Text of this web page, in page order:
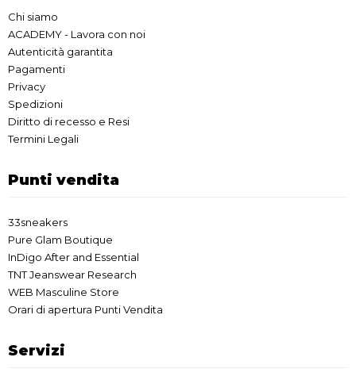
Chi siamo
ACADEMY - Lavora con noi
Autenticità garantita
Pagamenti
Privacy
Spedizioni
Diritto di recesso e Resi
Termini Legali
Punti vendita
33sneakers
Pure Glam Boutique
InDigo After and Essential
TNT Jeanswear Research
WEB Masculine Store
Orari di apertura Punti Vendita
Servizi